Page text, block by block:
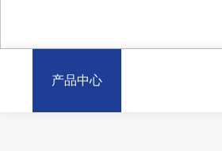
产品中心